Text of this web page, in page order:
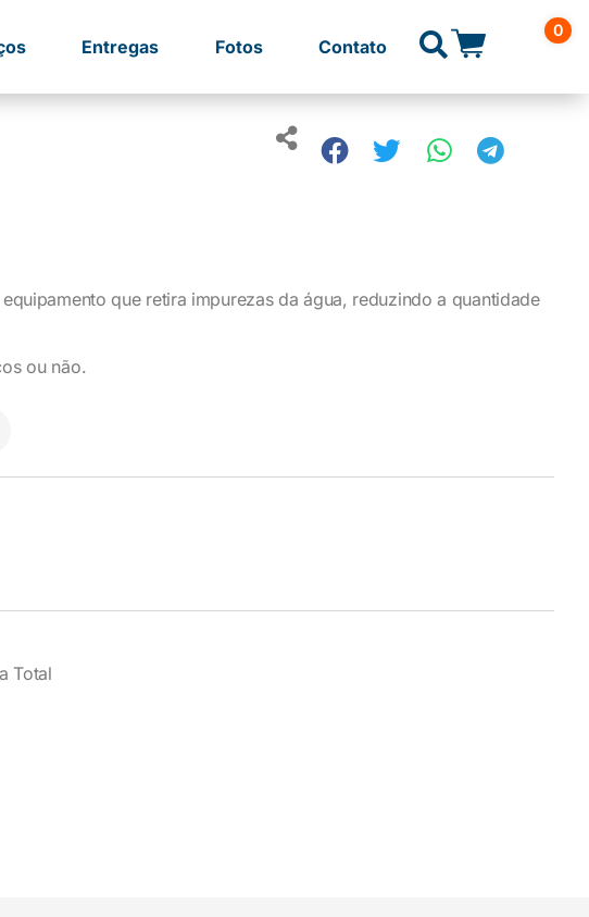
Entregas Fotos Contato
0
que retira impurezas da água, reduzindo a quantidade
ou não.
Total